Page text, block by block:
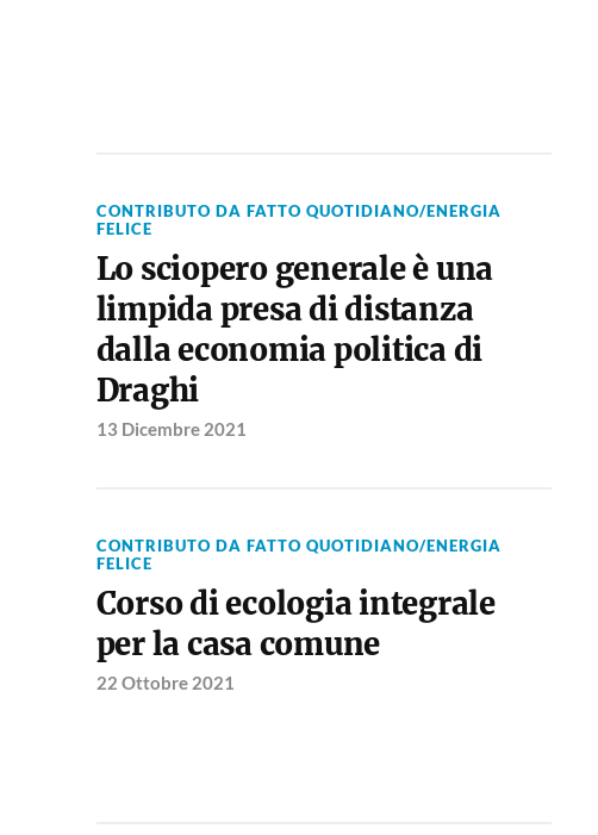
CONTRIBUTO DA FATTO QUOTIDIANO/ENERGIA
FELICE
Lo sciopero generale è una
limpida presa di distanza
dalla economia politica di
Draghi
13 Dicembre 2021
CONTRIBUTO DA FATTO QUOTIDIANO/ENERGIA
FELICE
Corso di ecologia integrale
per la casa comune
22 Ottobre 2021